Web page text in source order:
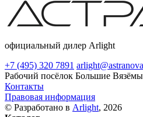
официальный дилер Arlight
+7 (495) 320 7891
Рабочий посёлок Большие
Контакты
Правовая информация
© Разработано в Arlight, 2026